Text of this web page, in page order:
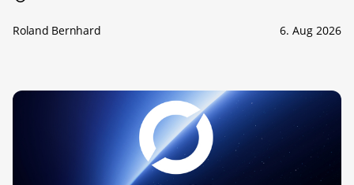
Roland Bernhard 6. Aug 2026